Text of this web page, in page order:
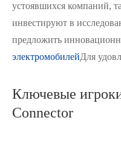
устоявшихся компаний,
инвестируют в
предложить
электромобилейДля
Ключевые
Connector